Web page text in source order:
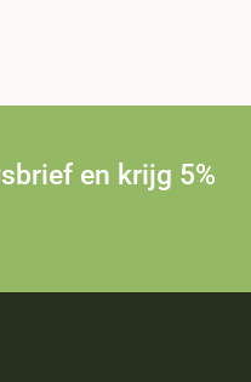
en krijg 5%